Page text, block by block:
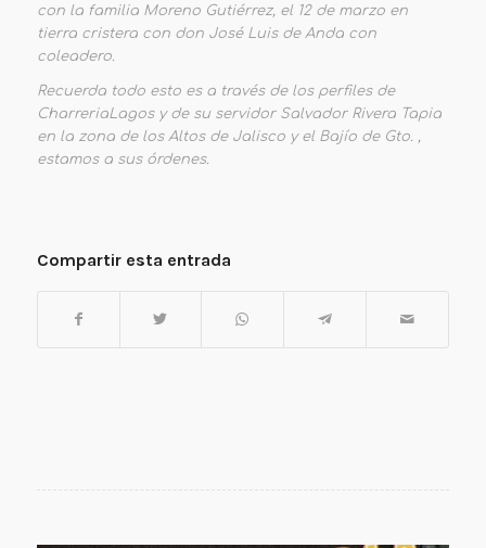
con la familia Moreno Gutiérrez, el 12 de marzo en
tierra cristera con don José Luis de Anda con
coleadero.
Recuerda todo esto es a través de los perfiles de
CharreriaLagos y de su servidor Salvador Rivera Tapia
en la zona de los Altos de Jalisco y el Bajío de Gto. ,
estamos a sus órdenes.
Compartir esta entrada